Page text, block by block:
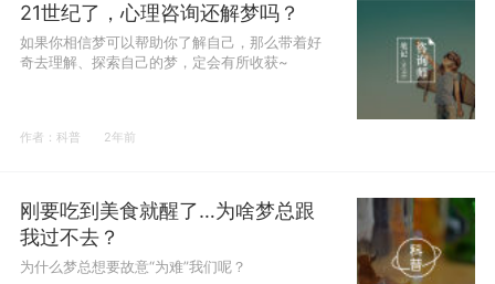
21世纪了，心理咨询还解梦吗？
如果你相信梦可以帮助你了解自己，那么带着好
奇去理解、探索自己的梦，定会有所收获~
作者：科普 2年前
刚要吃到美食就醒了…为啥梦总跟
我过不去？
为什么梦总想要故意“为难”我们呢？